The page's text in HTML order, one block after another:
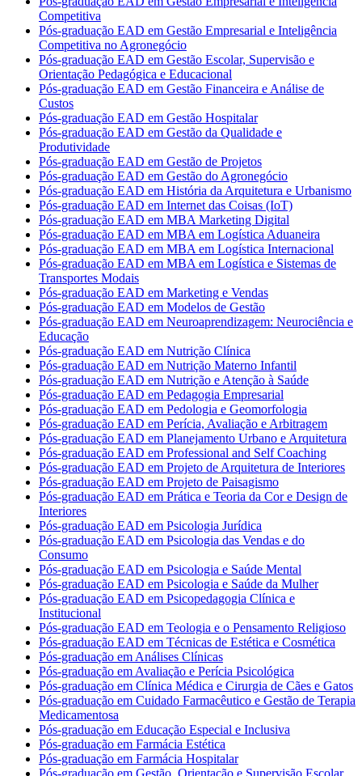
Competitiva
Pós-graduação EAD em Gestão Empresarial e Inteligência
Competitiva no Agronegócio
Pós-graduação EAD em Gestão Escolar, Supervisão e
Orientação Pedagógica e Educacional
Pós-graduação EAD em Gestão Financeira e Análise de
Custos
Pós-graduação EAD em Gestão Hospitalar
Pós-graduação EAD em Gestão da Qualidade e
Produtividade
Pós-graduação EAD em Gestão de Projetos
Pós-graduação EAD em Gestão do Agronegócio
Pós-graduação EAD em História da Arquitetura e Urbanismo
Pós-graduação EAD em Internet das Coisas (IoT)
Pós-graduação EAD em MBA Marketing Digital
Pós-graduação EAD em MBA em Logística Aduaneira
Pós-graduação EAD em MBA em Logística Internacional
Pós-graduação EAD em MBA em Logística e Sistemas de
Transportes Modais
Pós-graduação EAD em Marketing e Vendas
Pós-graduação EAD em Modelos de Gestão
Pós-graduação EAD em Neuroaprendizagem: Neurociência e
Educação
Pós-graduação EAD em Nutrição Clínica
Pós-graduação EAD em Nutrição Materno Infantil
Pós-graduação EAD em Nutrição e Atenção à Saúde
Pós-graduação EAD em Pedagogia Empresarial
Pós-graduação EAD em Pedologia e Geomorfologia
Pós-graduação EAD em Perícia, Avaliação e Arbitragem
Pós-graduação EAD em Planejamento Urbano e Arquitetura
Pós-graduação EAD em Professional and Self Coaching
Pós-graduação EAD em Projeto de Arquitetura de Interiores
Pós-graduação EAD em Projeto de Paisagismo
Pós-graduação EAD em Prática e Teoria da Cor e Design de
Interiores
Pós-graduação EAD em Psicologia Jurídica
Pós-graduação EAD em Psicologia das Vendas e do
Consumo
Pós-graduação EAD em Psicologia e Saúde Mental
Pós-graduação EAD em Psicologia e Saúde da Mulher
Pós-graduação EAD em Psicopedagogia Clínica e
Institucional
Pós-graduação EAD em Teologia e o Pensamento Religioso
Pós-graduação EAD em Técnicas de Estética e Cosmética
Pós-graduação em Análises Clínicas
Pós-graduação em Avaliação e Perícia Psicológica
Pós-graduação em Clínica Médica e Cirurgia de Cães e Gatos
Pós-graduação em Cuidado Farmacêutico e Gestão de Terapia
Medicamentosa
Pós-graduação em Educação Especial e Inclusiva
Pós-graduação em Farmácia Estética
Pós-graduação em Farmácia Hospitalar
Pós-graduação em Gestão, Orientação e Supervisão Escolar